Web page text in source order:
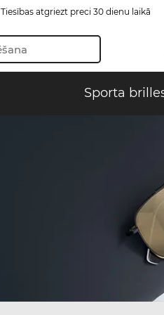
Tiesības atgriezt preci 30 dienu laikā
Sporta